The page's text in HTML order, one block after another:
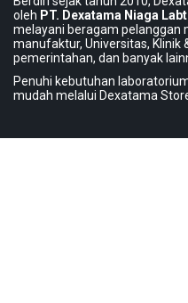
oleh PT. Dexatama Niaga
melayani beragam pelanggan
manufaktur, Universitas, Klinik
pemerintahan, dan banyak
Penuhi kebutuhan
mudah melalui Dexatama